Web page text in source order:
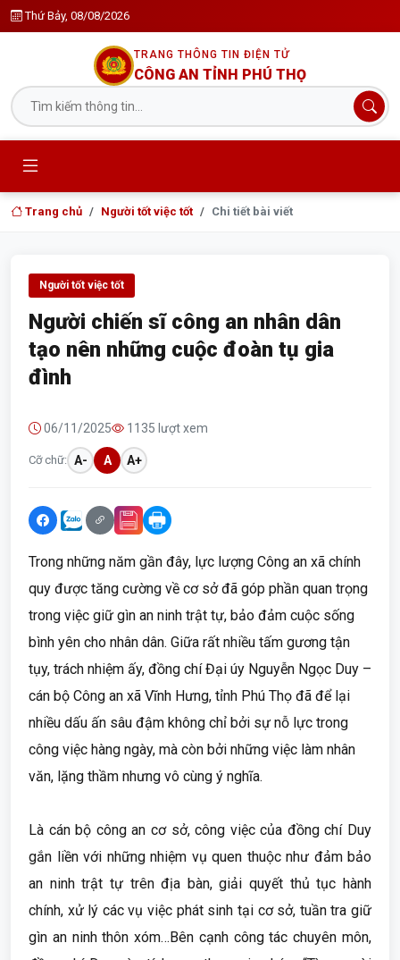
Thứ Bảy, 08/08/2026
TRANG THÔNG TIN ĐIỆN TỬ
CÔNG AN TỈNH PHÚ THỌ
Trang chủ Người tốt việc tốt Chi tiết bài viết
Người tốt việc tốt
Người chiến sĩ công an nhân dân
tạo nên những cuộc đoàn tụ gia
đình
06/11/2025 1135 lượt xem
Cỡ chữ: A- A A+
Trong những năm gần đây, lực lượng Công an xã chính
quy được tăng cường về cơ sở đã góp phần quan trọng
trong việc giữ gìn an ninh trật tự, bảo đảm cuộc sống
bình yên cho nhân dân. Giữa rất nhiều tấm gương tận
tụy, trách nhiệm ấy, đồng chí Đại úy Nguyễn Ngọc Duy –
cán bộ Công an xã Vĩnh Hưng, tỉnh Phú Thọ đã để lại
nhiều dấu ấn sâu đậm không chỉ bởi sự nỗ lực trong
công việc hàng ngày, mà còn bởi những việc làm nhân
văn, lặng thầm nhưng vô cùng ý nghĩa.
Là cán bộ công an cơ sở, công việc của đồng chí Duy
gắn liền với những nhiệm vụ quen thuộc như đảm bảo
an ninh trật tự trên địa bàn, giải quyết thủ tục hành
chính, xử lý các vụ việc phát sinh tại cơ sở, tuần tra giữ
gìn an ninh thôn xóm…Bên cạnh công tác chuyên môn,